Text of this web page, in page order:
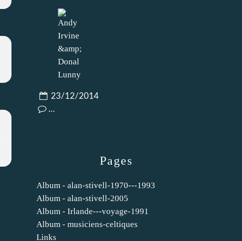
Pages
Album - alan-stivell-1970---1993
Album - alan-stivell-2005
Album - Irlande---voyage-1991
Album - musiciens-celtiques
Links
23/12/2014
…